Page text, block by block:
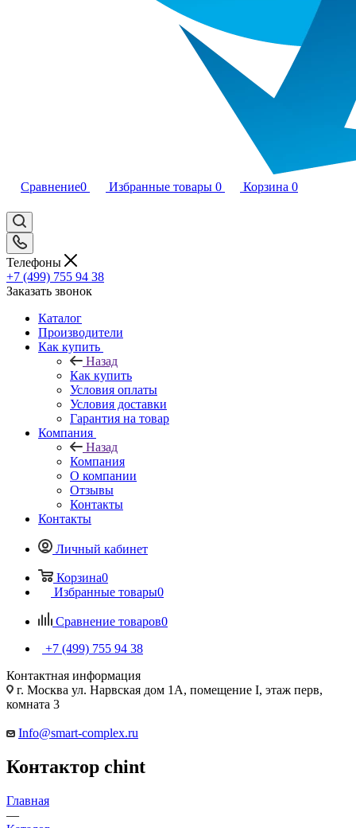
Сравнение0 Избранные товары 0 Корзина 0
Телефоны
+7 (499) 755 94 38
Заказать звонок
Каталог
Производители
Как купить
Назад
Как купить
Условия оплаты
Условия доставки
Гарантия на товар
Компания
Назад
Компания
О компании
Отзывы
Контакты
Контакты
Личный кабинет
Корзина0
Избранные товары0
Сравнение товаров0
+7 (499) 755 94 38
Контактная информация
г. Москва ул. Нарвская дом 1А, помещение I, этаж перв,
комната 3
Info@smart-complex.ru
Контактор сhint
Главная
—